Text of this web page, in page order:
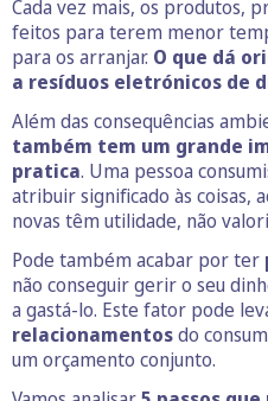
Cada vez mais, os produtos,
feitos para terem menor
para os arranjar. O que dá
a resíduos eletrónicos de
Além das consequências
também tem um grande
pratica. Uma pessoa
atribuir significado às coisas,
novas têm utilidade, não
Pode também acabar por ter
não conseguir gerir o seu
a gastá-lo. Este fator pode
relacionamentosdo
um orçamento conjunto.